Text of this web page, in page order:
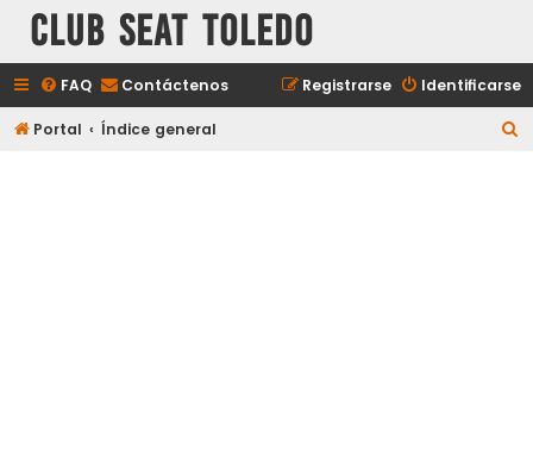
Club Seat Toledo
FAQ Contáctenos Identificarse
Registrarse
Portal Índice general